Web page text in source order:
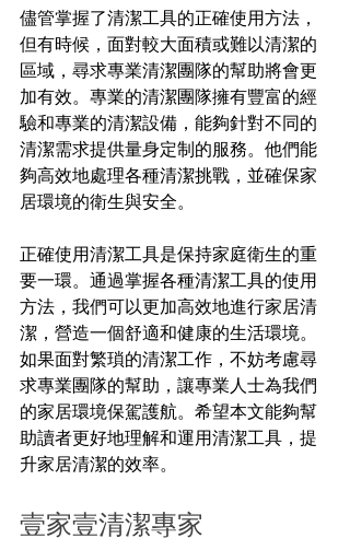
儘管掌握了清潔工具的正確使用方法，
但有時候，面對較大面積或難以清潔的
區域，尋求專業清潔團隊的幫助將會更
加有效。專業的清潔團隊擁有豐富的經
驗和專業的清潔設備，能夠針對不同的
清潔需求提供量身定制的服務。他們能
夠高效地處理各種清潔挑戰，並確保家
居環境的衛生與安全。
正確使用清潔工具是保持家庭衛生的重
要一環。通過掌握各種清潔工具的使用
方法，我們可以更加高效地進行家居清
潔，營造一個舒適和健康的生活環境。
如果面對繁瑣的清潔工作，不妨考慮尋
求專業團隊的幫助，讓專業人士為我們
的家居環境保駕護航。希望本文能夠幫
助讀者更好地理解和運用清潔工具，提
升家居清潔的效率。
壹家壹清潔專家